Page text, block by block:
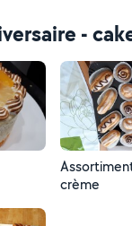
-
crème